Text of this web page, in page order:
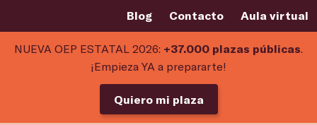
Blog Contacto Aula virtual
NUEVA OEP ESTATAL 2026: +37.000 plazas públicas.
¡Empieza YA a prepararte!
Quiero mi plaza